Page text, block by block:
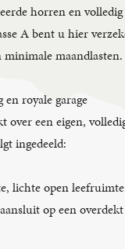
horren en
A bent u hier
maandlasten.
royale garage
over een eigen,
ingedeeld:
lichte open
op een